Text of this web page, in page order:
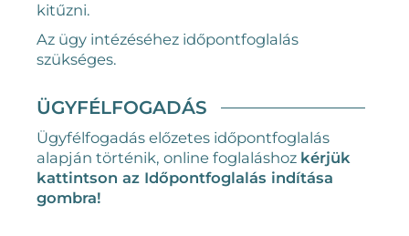
kitűzni.
Az ügy intézéséhez időpontfoglalás
szükséges.
ÜGYFÉLFOGADÁS
Ügyfélfogadás előzetes időpontfoglalás
alapján történik, online foglaláshoz kérjük
kattintson az Időpontfoglalás indítása
gombra!